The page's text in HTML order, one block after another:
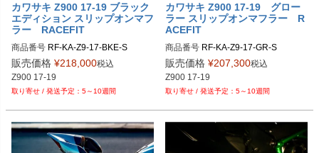
PRN015536-015554-016067-01616
8-47
PRN015536-015554-016067-01616
8-48
PRN015536-015554-016067-01616
8-49
PRN015536-015554-016067-01616
PRN015536-015554-016067-01616
8-51
PRN015536-015554-016067-01616
カワサキ Z900 17-19 ブラック
エディション スリップオンマフ
ラー RACEFIT
商品番号 RF-KA-Z9-17-BKE-S
販売価格 ¥218,000税込
Z900 17-19
5～10週間
カワサキ Z900 17-19 グロー
ラー スリップオンマフラー R
ACEFIT
商品番号 RF-KA-Z9-17-GR-S
販売価格 ¥207,300税込
Z900 17-19
5～10週間